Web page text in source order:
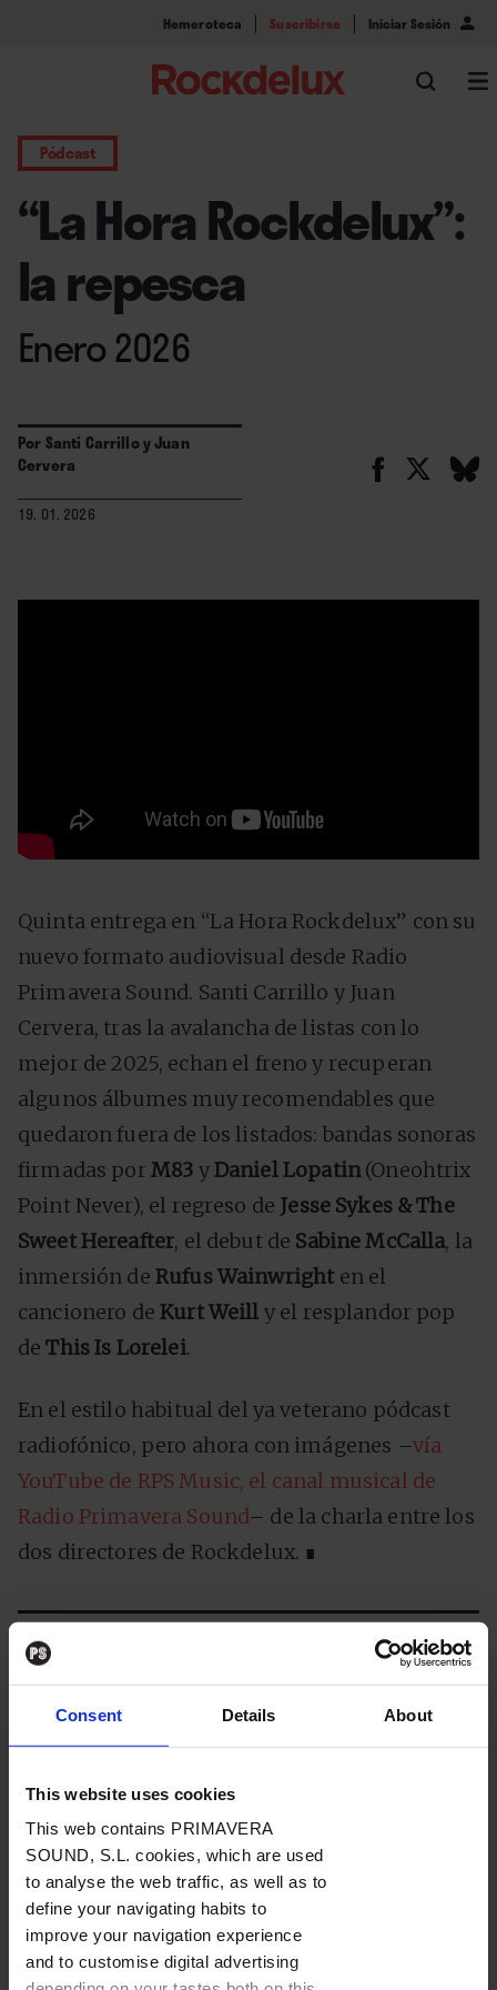
Consent Details About
This website uses cookies
This web contains PRIMAVERA
SOUND, S.L. cookies, which are used
to analyse the web traffic, as well as to
define your navigating habits to
improve your navigation experience
and to customise digital advertising
Hemeroteca Suscribirse Iniciar Sesión
Pódcast
“La Hora Rockdelux”:
la repesca
Enero 2026
Por Santi CarrilloyJuan
Cervera
19. 01. 2026
Quinta entrega en “La Hora Rockdelux” con su
nuevo formato audiovisual desde Radio
Primavera Sound. Santi Carrillo y Juan
Cervera, tras la avalancha de listas con lo
mejor de 2025, echan el freno y recuperan
algunos álbumes muy recomendables que
quedaron fuera de los listados: bandas sonoras
firmadas porM83 yDaniel Lopatin(Oneohtrix
Point Never), el regreso de Jesse Sykes & The
Sweet Hereafter, el debut de Sabine McCalla, la
inmersión de Rufus Wainwright en el
cancionero deKurt Weill y el resplandor pop
deThis Is Lorelei.
En el estilo habitual del ya veterano pódcast
radiofónico, pero ahora con imágenes –vía
YouTube de RPS Music, el canal musical de
Radio Primavera Sound– de la charla entre los
dos directores de Rockdelux. ∎
2020s
Lo último